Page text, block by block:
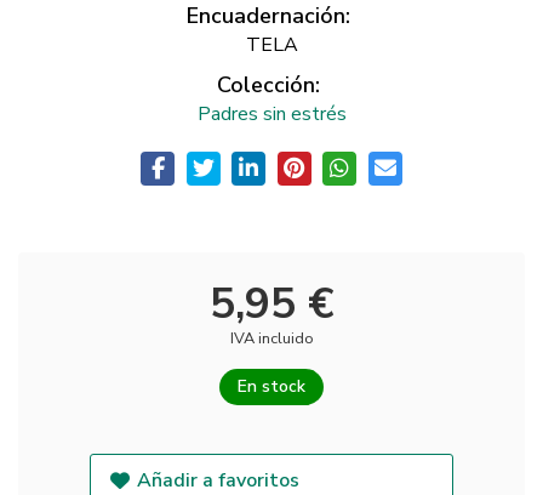
Encuadernación:
TELA
Colección:
Padres sin estrés
5,95 €
IVA incluido
En stock
Añadir a favoritos